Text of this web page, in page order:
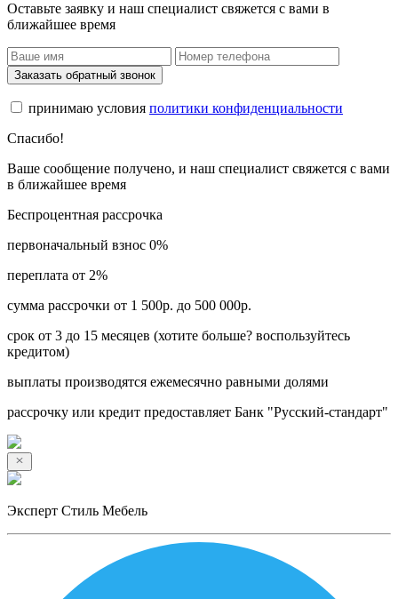
Оставьте заявку и наш специалист свяжется с вами в
ближайшее время
Заказать обратный звонок
принимаю условия политики конфиденциальности
Спасибо!
Ваше сообщение получено, и наш специалист свяжется с вами
в ближайшее время
Беспроцентная рассрочка
первоначальный взнос 0%
переплата от 2%
сумма рассрочки от 1 500р. до 500 000р.
срок от 3 до 15 месяцев (хотите больше? воспользуйтесь
кредитом)
выплаты производятся ежемесячно равными долями
рассрочку или кредит предоставляет Банк "Русский-стандарт"
Эксперт Стиль Мебель